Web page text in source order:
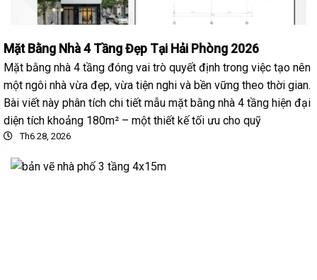
Mặt Bằng Nhà 4 Tầng Đẹp Tại Hải Phòng 2026
Mặt bằng nhà 4 tầng đóng vai trò quyết định trong việc tạo nên
một ngôi nhà vừa đẹp, vừa tiện nghi và bền vững theo thời gian.
Bài viết này phân tích chi tiết mẫu mặt bằng nhà 4 tầng hiện đại
diện tích khoảng 180m² – một thiết kế tối ưu cho quỹ
Th6 28, 2026